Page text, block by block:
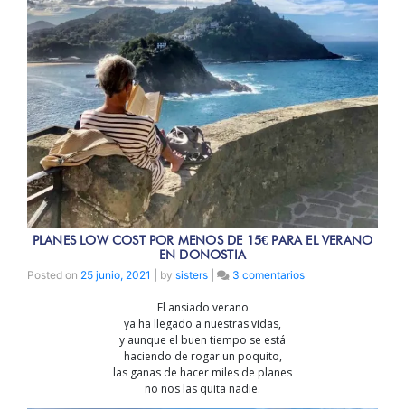
PLANES LOW COST POR MENOS DE 15€ PARA EL VERANO
EN DONOSTIA
Posted on 25 junio, 2021 by sisters 3 comentariosen
El ansiado verano
ya ha llegado a nuestras vidas,
y aunque el buen tiempo se está
haciendo de rogar un poquito,
las ganas de hacer miles de planes
no nos las quita nadie.